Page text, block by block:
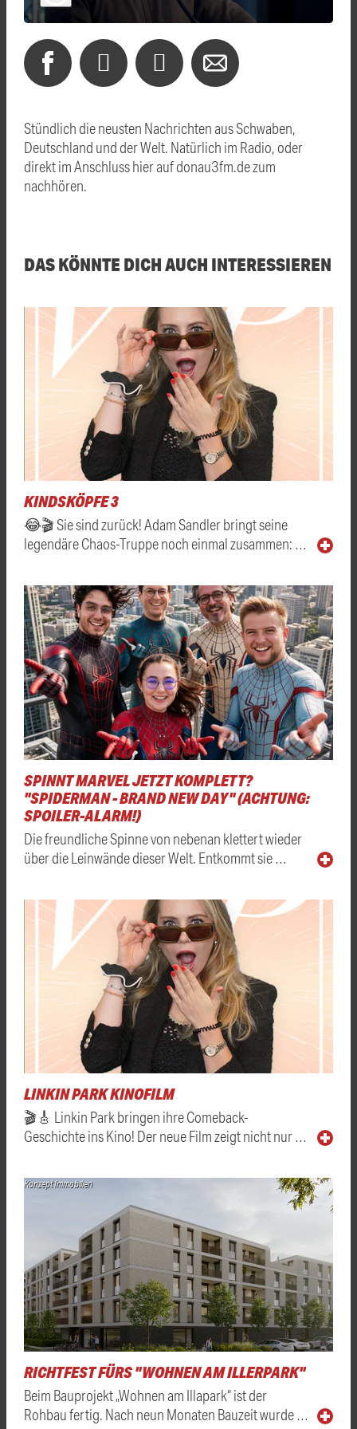
Stündlich die neusten Nachrichten aus Schwaben,
Deutschland und der Welt. Natürlich im Radio, oder
direkt im Anschluss hier auf donau3fm.de zum
nachhören.
DAS KÖNNTE DICH AUCH INTERESSIEREN
KINDSKÖPFE 3
😂🎬 Sie sind zurück! Adam Sandler bringt seine
legendäre Chaos-Truppe noch einmal zusammen: …
SPINNT MARVEL JETZT KOMPLETT?
"SPIDERMAN - BRAND NEW DAY" (ACHTUNG:
SPOILER-ALARM!)
Die freundliche Spinne von nebenan klettert wieder
über die Leinwände dieser Welt. Entkommt sie …
LINKIN PARK KINOFILM
🎬🎸 Linkin Park bringen ihre Comeback-
Geschichte ins Kino! Der neue Film zeigt nicht nur …
Konzept Immobilien
RICHTFEST FÜRS "WOHNEN AM ILLERPARK"
Beim Bauprojekt „Wohnen am Illapark“ ist der
Rohbau fertig. Nach neun Monaten Bauzeit wurde …